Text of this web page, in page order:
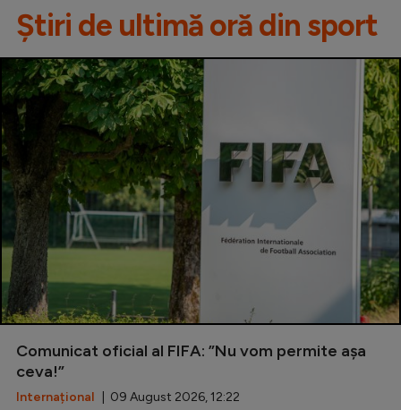
Știri de ultimă oră din sport
Comunicat oficial al FIFA: ”Nu vom permite așa
ceva!”
Internațional | 09 August 2026, 12:22